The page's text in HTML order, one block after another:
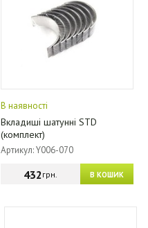
В наявності
Вкладиші шатунні STD
(комплект)
Артикул: Y006-070
В КОШИК
432грн.